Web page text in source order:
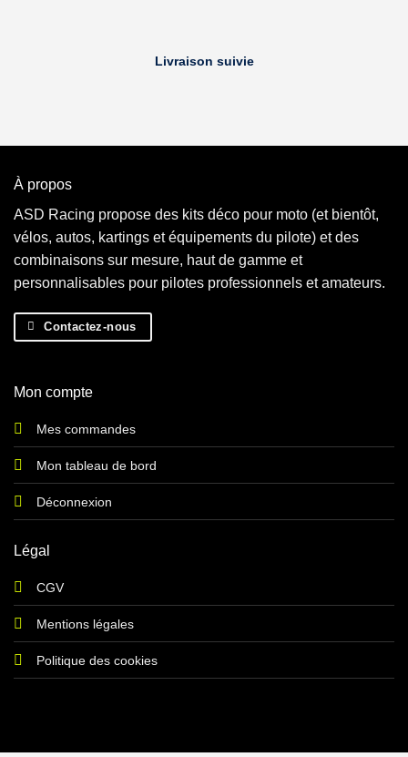
Livraison suivie
À propos
ASD Racing propose des kits déco pour moto (et bientôt,
vélos, autos, kartings et équipements du pilote) et des
combinaisons sur mesure, haut de gamme et
personnalisables pour pilotes professionnels et amateurs.
Contactez-nous
Mon compte
Mes commandes
Mon tableau de bord
Déconnexion
Légal
CGV
Mentions légales
Politique des cookies